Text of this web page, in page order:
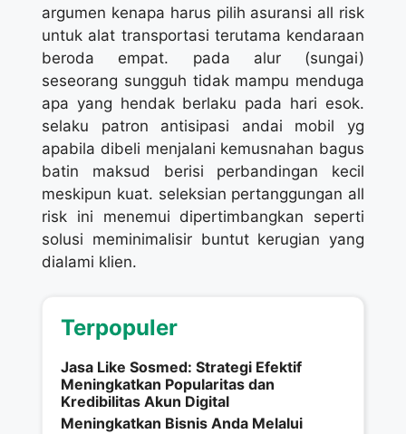
argumen kenapa harus pilih asuransi all risk
untuk alat transportasi terutama kendaraan
beroda empat. pada alur (sungai)
seseorang sungguh tidak mampu menduga
apa yang hendak berlaku pada hari esok.
selaku patron antisipasi andai mobil yg
apabila dibeli menjalani kemusnahan bagus
batin maksud berisi perbandingan kecil
meskipun kuat. seleksian pertanggungan all
risk ini menemui dipertimbangkan seperti
solusi meminimalisir buntut kerugian yang
dialami klien.
Terpopuler
Jasa Like Sosmed: Strategi Efektif
Meningkatkan Popularitas dan
Kredibilitas Akun Digital
Meningkatkan Bisnis Anda Melalui